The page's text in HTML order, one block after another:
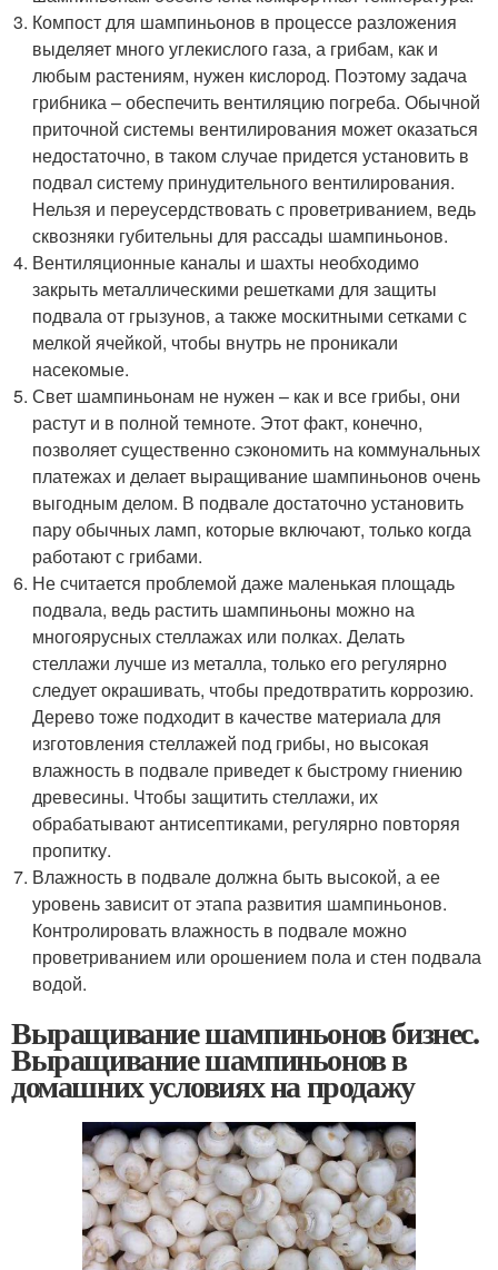
Компост для шампиньонов в процессе разложения
выделяет много углекислого газа, а грибам, как и
любым растениям, нужен кислород. Поэтому задача
грибника – обеспечить вентиляцию погреба. Обычной
приточной системы вентилирования может оказаться
недостаточно, в таком случае придется установить в
подвал систему принудительного вентилирования.
Нельзя и переусердствовать с проветриванием, ведь
сквозняки губительны для рассады шампиньонов.
Вентиляционные каналы и шахты необходимо
закрыть металлическими решетками для защиты
подвала от грызунов, а также москитными сетками с
мелкой ячейкой, чтобы внутрь не проникали
насекомые.
Свет шампиньонам не нужен – как и все грибы, они
растут и в полной темноте. Этот факт, конечно,
позволяет существенно сэкономить на коммунальных
платежах и делает выращивание шампиньонов очень
выгодным делом. В подвале достаточно установить
пару обычных ламп, которые включают, только когда
работают с грибами.
Не считается проблемой даже маленькая площадь
подвала, ведь растить шампиньоны можно на
многоярусных стеллажах или полках. Делать
стеллажи лучше из металла, только его регулярно
следует окрашивать, чтобы предотвратить коррозию.
Дерево тоже подходит в качестве материала для
изготовления стеллажей под грибы, но высокая
влажность в подвале приведет к быстрому гниению
древесины. Чтобы защитить стеллажи, их
обрабатывают антисептиками, регулярно повторяя
пропитку.
Влажность в подвале должна быть высокой, а ее
уровень зависит от этапа развития шампиньонов.
Контролировать влажность в подвале можно
проветриванием или орошением пола и стен подвала
водой.
Выращивание шампиньонов бизнес.
Выращивание шампиньонов в
домашних условиях на продажу